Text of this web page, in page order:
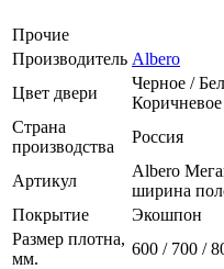
Прочие
Производитель Albero
Цвет двери
Черное /
Страна
производства
Россия
Артикул
Albero
ширина
Покрытие
Экошпон
Размер плотна,
мм.
600 / 700 /